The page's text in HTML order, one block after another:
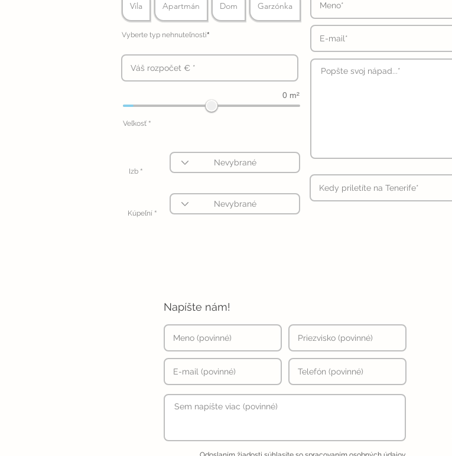
Vila Apartmán Dom Garzónka
Vyberte typ nehnuteľnosti*
0 m²
Veľkosť *
Izb *
Kúpeľní *
Napíšte nám!